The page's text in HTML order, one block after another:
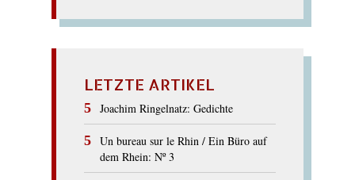
LETZTE ARTIKEL
Joachim Ringelnatz: Gedichte
Un bureau sur le Rhin / Ein Büro auf
dem Rhein: Nº 3